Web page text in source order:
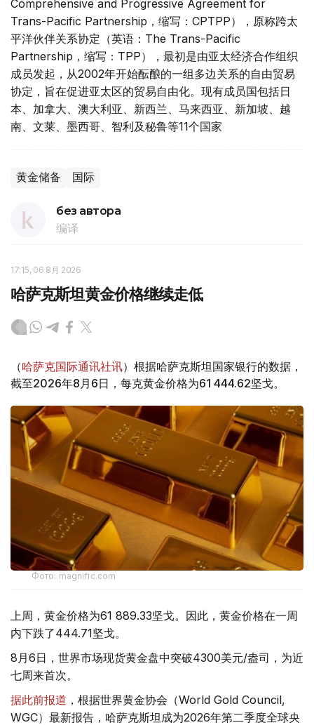
Comprehensive and Progressive Agreement for
Trans-Pacific Partnership，缩写：CPTPP），原称跨太
平洋伙伴关系协定（英语：The Trans-Pacific
Partnership，缩写：TPP），最初是由亚太经济合作组织
成员发起，从2002年开始酝酿的一组多边关系的自由贸易
协定，旨在促进亚太区的贸易自由化。现有成员国包括日
本、加拿大、澳大利亚、新西兰、马来西亚、新加坡、越
南、文莱、墨西哥、智利及秘鲁等11个国家
黄金储备 国际
без автора
编译
17:15, 06 8月 2026
哈萨克斯坦黄金价格继续走低
（哈萨克国际通讯社讯）根据哈萨克斯坦国家银行的数据，
截至2026年8月6日，每克黄金价格为61 444.62坚戈。
Фото: magnific.com
上周，黄金价格为61 889.33坚戈。因此，黄金价格在一周
内下跌了444.71坚戈。
8月6日，世界市场现货黄金盘中突破4300美元/盎司，为近
七周来首次。
据此前报道 ，根据世界黄金协会（World Gold Council,
WGC）最新报告，哈萨克斯坦成为2026年第二季度全球央